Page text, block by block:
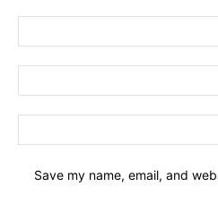
Save my name, email, and